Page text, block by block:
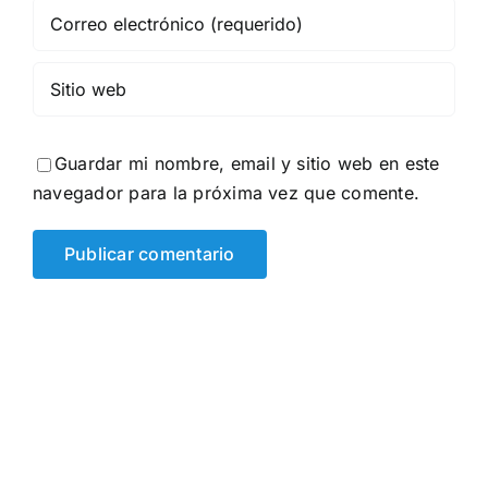
Guardar mi nombre, email y sitio web en este
navegador para la próxima vez que comente.